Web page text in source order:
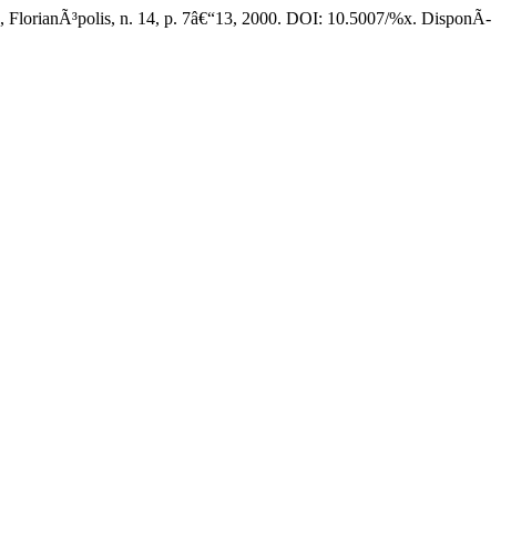
, FlorianÃ³polis, n. 14, p. 7â€“13, 2000. DOI: 10.5007/%x. DisponÃ­